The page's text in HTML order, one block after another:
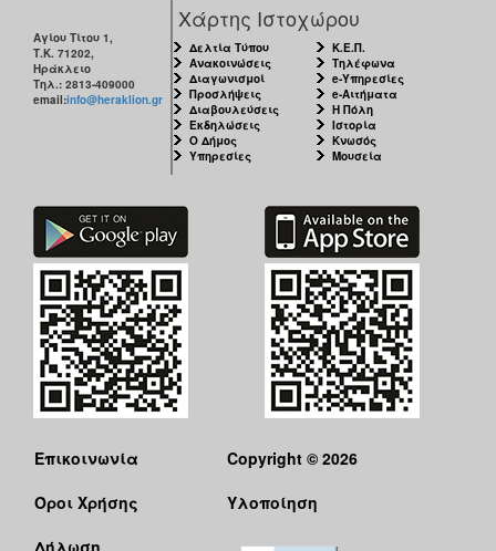
Αγίου Τίτου 1,
Τ.Κ. 71202,
Ηράκλειο
Τηλ.: 2813-409000
email:info@heraklion.gr
Χάρτης Ιστοχώρου
Δελτία Τύπου
Ανακοινώσεις
Διαγωνισμοί
Προσλήψεις
Διαβουλεύσεις
Εκδηλώσεις
Ο Δήμος
Υπηρεσίες
Κ.Ε.Π.
Τηλέφωνα
e-Υπηρεσίες
e-Αιτήματα
Η Πόλη
Ιστορία
Κνωσός
Μουσεία
Επικοινωνία
Όροι Χρήσης
Δήλωση
Copyright © 2026
Υλοποίηση